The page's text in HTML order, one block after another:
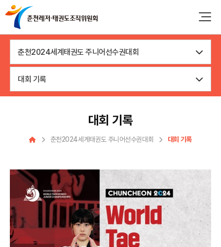
춘천2024세계태권도 주니어선수권대회
대회 기록
대회 기록
춘천2024세계태권도 주니어선수권대회 대회 기록